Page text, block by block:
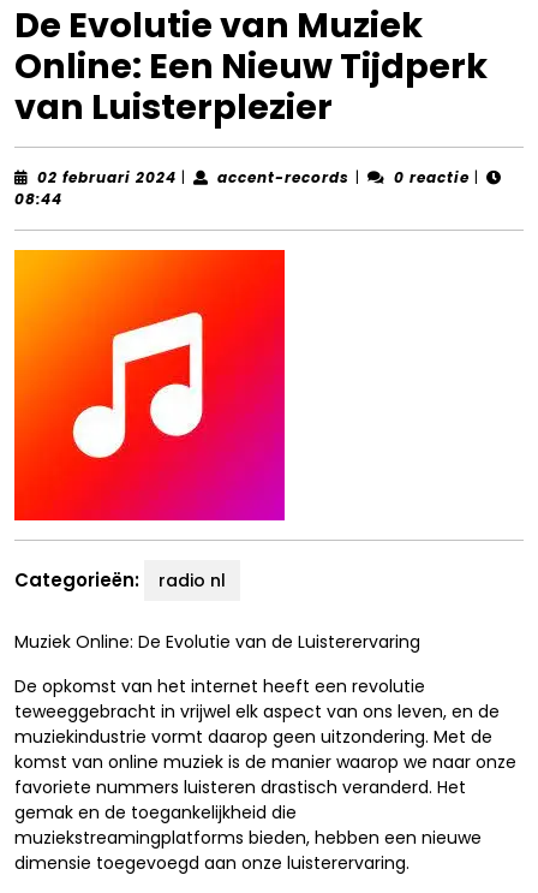
De Evolutie van Muziek
Online: Een Nieuw Tijdperk
van Luisterplezier
02 februari 2024 02
| accent-records accent-
| 0 reactie |
08:44
Categorieën: radio nl
Muziek Online: De Evolutie van de Luisterervaring
De opkomst van het internet heeft een revolutie
teweeggebracht in vrijwel elk aspect van ons leven, en de
muziekindustrie vormt daarop geen uitzondering. Met de
komst van online muziek is de manier waarop we naar onze
favoriete nummers luisteren drastisch veranderd. Het
gemak en de toegankelijkheid die
muziekstreamingplatforms bieden, hebben een nieuwe
dimensie toegevoegd aan onze luisterervaring.